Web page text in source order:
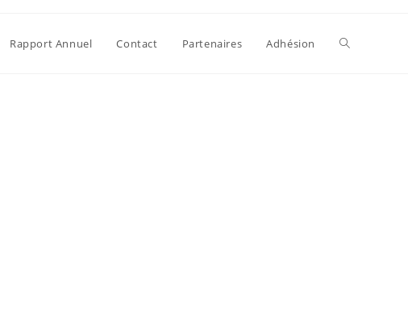
Rapport Annuel Contact Partenaires Adhésion